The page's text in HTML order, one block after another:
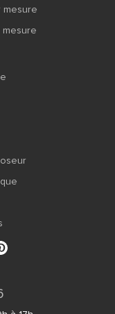
mesure
mesure